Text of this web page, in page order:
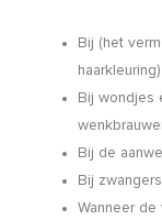
Bij (het
haarkleuring)
Bij wondjes
Bij de
Bij
Wanneer